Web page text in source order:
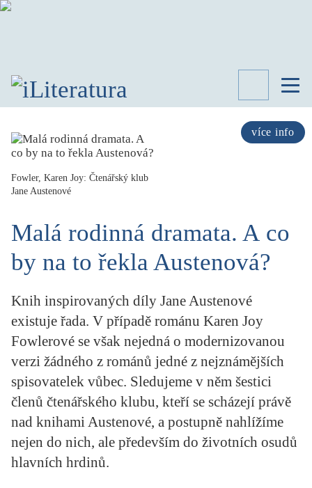
více info
SPISOVATELÉ
LITERATURY
KATEGORIE
PŘEHLED
STUDIE
KRITIKA PŘEKLADU
SLOUPEK
ILIGLOSA
Fowler, Karen Joy: Čtenářský klub
Jane Austenové
Malá rodinná dramata. A co
by na to řekla Austenová?
Knih inspirovaných díly Jane Austenové
existuje řada. V případě románu Karen Joy
Fowlerové se však nejedná o modernizovanou
verzi žádného z románů jedné z nejznámějších
spisovatelek vůbec. Sledujeme v něm šestici
členů čtenářského klubu, kteří se scházejí právě
nad knihami Austenové, a postupně nahlížíme
nejen do nich, ale především do životních osudů
hlavních hrdinů.